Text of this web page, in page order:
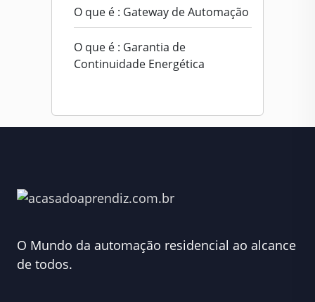
O que é : Gateway de Automação
O que é : Garantia de
Continuidade Energética
O Mundo da automação residencial ao alcance
de todos.